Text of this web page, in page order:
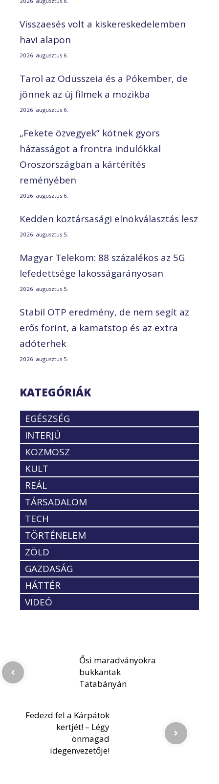
Visszaesés volt a kiskereskedelemben
havi alapon
2026. augusztus 6.
Tarol az Odüsszeia és a Pókember, de
jönnek az új filmek a mozikba
2026. augusztus 6.
„Fekete özvegyek” kötnek gyors
házasságot a frontra indulókkal
Oroszországban a kártérítés
reményében
2026. augusztus 6.
Kedden köztársasági elnökválasztás lesz
2026. augusztus 5.
Magyar Telekom: 88 százalékos az 5G
lefedettsége lakosságarányosan
2026. augusztus 5.
Stabil OTP eredmény, de nem segít az
erős forint, a kamatstop és az extra
adóterhek
2026. augusztus 5.
KATEGÓRIÁK
EGÉSZSÉG
INTERJÚ
KOZMOSZ
KULT
REÁL
TÁRSADALOM
TECH
TÖRTÉNELEM
ZÖLD
GAZDASÁG
HÁTTÉR
VIDEÓ
Ősi maradványokra
bukkantak
Tatabányán
Fedezd fel a Kárpátok
kertjét! – Légy
önmagad
idegenvezetője!